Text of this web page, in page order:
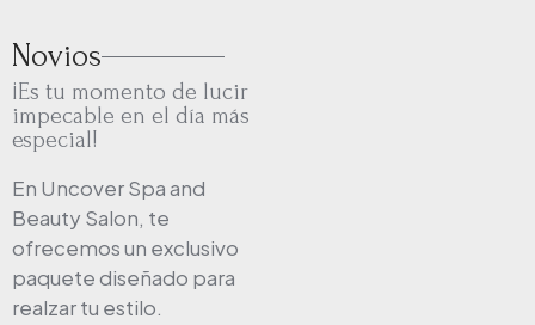
Novios
¡Es tu momento de lucir
impecable en el día más
especial!
En Uncover Spa and
Beauty Salon, te
ofrecemos un exclusivo
paquete diseñado para
realzar tu estilo.